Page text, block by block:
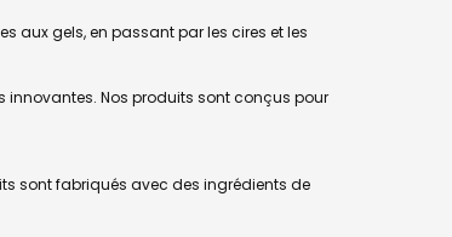
aux gels, en passant par les cires et les
innovantes. Nos produits sont conçus pour
sont fabriqués avec des ingrédients de